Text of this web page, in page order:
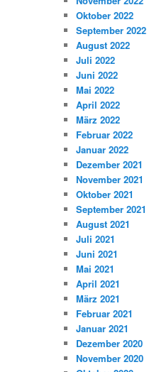
Oktober 2022
September 2022
August 2022
Juli 2022
Juni 2022
Mai 2022
April 2022
März 2022
Februar 2022
Januar 2022
Dezember 2021
November 2021
Oktober 2021
September 2021
August 2021
Juli 2021
Juni 2021
Mai 2021
April 2021
März 2021
Februar 2021
Januar 2021
Dezember 2020
November 2020